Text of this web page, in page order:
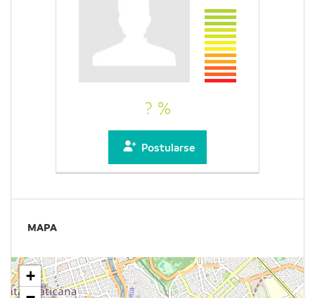
? %
Postularse
MAPA
+